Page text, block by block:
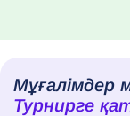
Мұғалімдер
Турнирге